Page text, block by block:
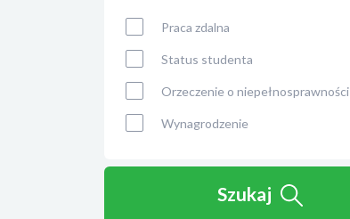
Praca zdalna
Status studenta
Orzeczenie o niepełnosprawności
Wynagrodzenie
Szukaj